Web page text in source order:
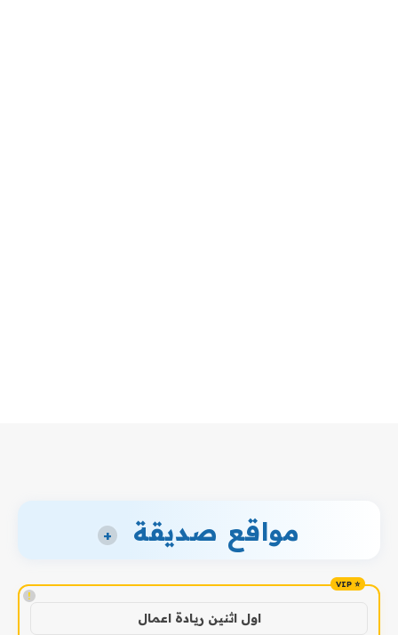
مواقع صديقة +
!
اول اثنين ريادة اعمال